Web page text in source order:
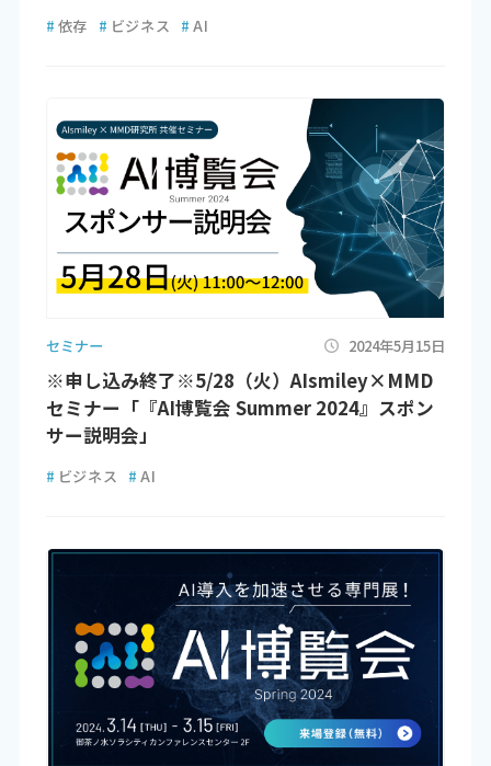
# 依存 # ビジネス # AI
セミナー 2024年5月15日
※申し込み終了※5/28（火）AIsmiley×MMD
セミナー「『AI博覧会 Summer 2024』スポン
サー説明会」
# ビジネス # AI